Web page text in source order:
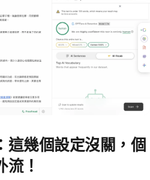
這幾個設定沒關，個
！